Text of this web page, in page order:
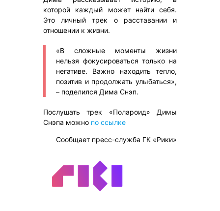
которой каждый может найти себя.
Это личный трек о расставании и
отношении к жизни.
«В сложные моменты жизни
нельзя фокусироваться только на
негативе. Важно находить тепло,
позитив и продолжать улыбаться»,
– поделился Дима Снэп.
Послушать трек «Полароид» Димы
Снэпа можно по ссылке
Сообщает пресс-служба ГК «Рики»